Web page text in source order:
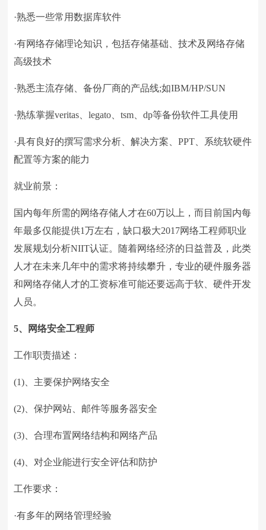
·熟悉一些常用数据库软件
·有网络存储理论知识，包括存储基础、技术及网络存储
高级技术
·熟悉主流存储、备份厂商的产品线;如IBM/HP/SUN
·熟练掌握veritas、legato、tsm、dp等备份软件工具使用
·具有良好的撰写需求分析、解决方案、PPT、系统软硬件
配置等方案的能力
就业前景：
国内每年所需的网络存储人才在60万以上，而目前国内每
年最多仅能提供1万左右，缺口极大2017网络工程师职业
发展规划分析NIIT认证。随着网络经济的日益普及，此类
人才在未来几年中的需求将持续攀升，专业的硬件服务器
和网络存储人才的工资标准可能还要远高于软、硬件开发
人员。
5、网络安全工程师
工作职责描述：
(1)、主要保护网络安全
(2)、保护网站、邮件等服务器安全
(3)、合理布置网络结构和网络产品
(4)、对企业能进行安全评估和防护
工作要求：
·有多年的网络管理经验